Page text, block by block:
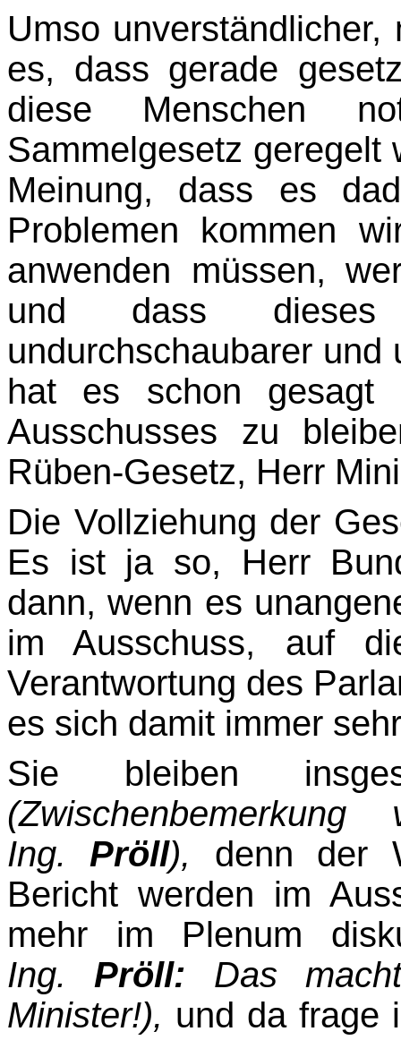
Umso
es, dass gerade
diese Menschen
Sammelgesetz geregelt
Meinung, dass es
Problemen kommen
anwenden müssen,
und dass dieses
undurchschaubarer
hat es schon
Ausschusses zu
Rüben-Gesetz, Herr
Die Vollziehung der
Es ist ja so, Herr
dann, wenn es
im Ausschuss, auf
Verantwortung des
es sich damit immer
Sie bleiben
Ing. Pröll),
denn der
Bericht werden im
mehr im Plenum
Ing. Pröll: Das
Minister!), und da frage